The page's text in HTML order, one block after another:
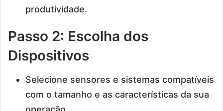
produtividade.
Passo 2: Escolha dos
Dispositivos
Selecione sensores e sistemas compatíveis
com o tamanho e as características da sua